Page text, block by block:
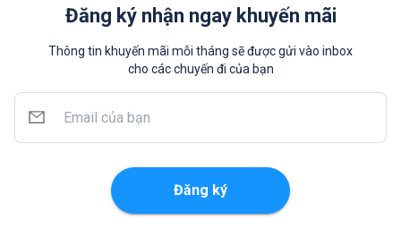
Đăng ký nhận ngay khuyến mãi
Thông tin khuyến mãi mỗi tháng sẽ được gửi vào inbox
cho các chuyến đi của bạn
Đăng ký